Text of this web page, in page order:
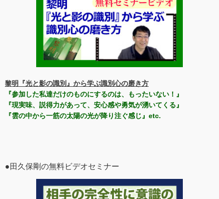
黎明『光と影の識別』から学ぶ識別心の磨き方
『参加した私達だけのものにするのは、もったいない！』
『現実味、説得力があって、安心感や勇気が湧いてくる』
『雲の中から一筋の太陽の光が降り注ぐ感じ』etc.
●田久保剛の無料ビデオセミナー